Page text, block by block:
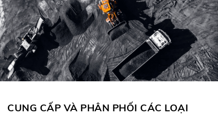
CUNG CẤP VÀ PHÂN PHỐI CÁC LOẠI